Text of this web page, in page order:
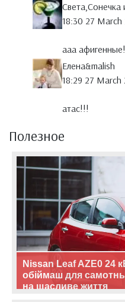
Света,Сонечка
18:30 27 March
ааа
Елена&malish
18:29 27 March
атас!!!
Полезное
Nissan Leaf AZE0 24
обіймаш для
на щасливе життя